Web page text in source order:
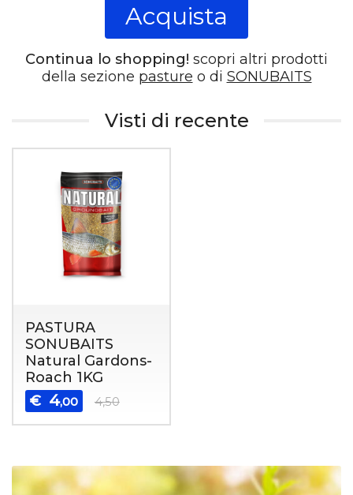
Acquista
Continua lo shopping! scopri altri prodotti
della sezione pasture o di SONUBAITS
Visti di recente
PASTURA
SONUBAITS
Natural Gardons-
Roach 1KG
€ 4,00 4,50